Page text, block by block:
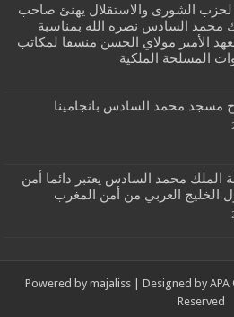
لحزب الشورى والاستقلال يهنئ صاحب
محمد السادس نصره الله بمناسبة
الأمير مولاي الحسن منسقا لمكاتب
المسلحة الملكية
مسجد محمد السادس بانجامينا
الملك محمد السادس يعتبر دائما أمن
الخليج العربي من أمن المغرب
Powered by majaliss | Designed by APA
Reserved